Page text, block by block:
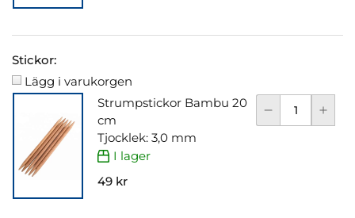
Stickor:
Lägg i varukorgen
Strumpstickor Bambu 20
cm
Tjocklek: 3,0 mm
I lager
49 kr